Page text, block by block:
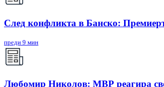
След конфликта в Банско:
преди 9 мин
Любомир Николов: МВР реагира